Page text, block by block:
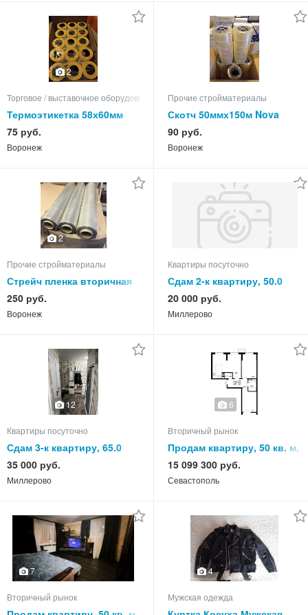
2
Торговое / выставочное оборудование
Термоэтикетка 58х60мм
75 руб.
Воронеж
Прочие стройматериалы
Скотч 50ммх150м Nova
Roll; Комус; Юнибоб
90 руб.
Воронеж
2
Прочие стройматериалы
Стрейч пленка вторичная
250 руб.
Воронеж
Квартиры посуточно
Сдам 2-к квартиру, 50.0
кв.м, этаж 3 из 5
20 000 руб.
Миллерово
12
Квартиры посуточно
Сдам 3-к квартиру, 65.0
кв.м, этаж 5 из 5
35 000 руб.
Миллерово
6
Вторичный рынок
Продам квартиру, 50 кв. м,
этаж
15 099 300 руб.
Севастополь
7
Вторичный рынок
4
Мужская одежда